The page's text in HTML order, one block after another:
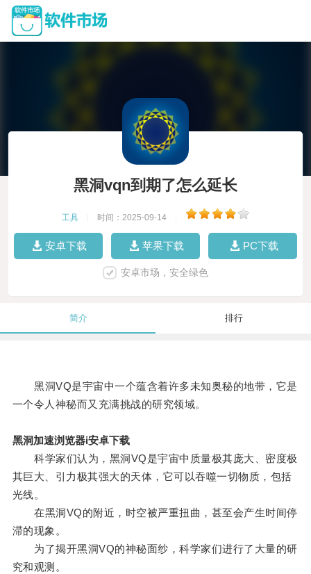
黑洞vqn到期了怎么延长
工具 时间：2025-09-14
安卓下载 苹果下载 PC下载
安卓市场，安全绿色
简介 排行
黑洞VQ是宇宙中一个蕴含着许多未知奥秘的地带，它是
一个令人神秘而又充满挑战的研究领域。
黑洞加速浏览器i安卓下载
科学家们认为，黑洞VQ是宇宙中质量极其庞大、密度极
其巨大、引力极其强大的天体，它可以吞噬一切物质，包括
光线。
在黑洞VQ的附近，时空被严重扭曲，甚至会产生时间停
滞的现象。
为了揭开黑洞VQ的神秘面纱，科学家们进行了大量的研
究和观测。